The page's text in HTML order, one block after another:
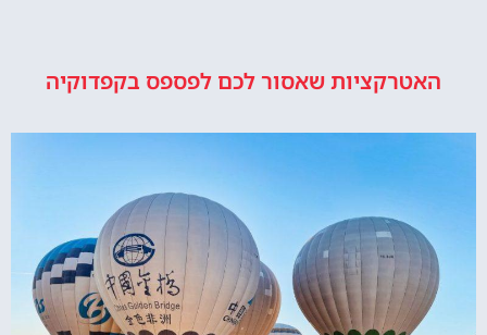
האטרקציות שאסור לכם לפספס בקפדוקיה